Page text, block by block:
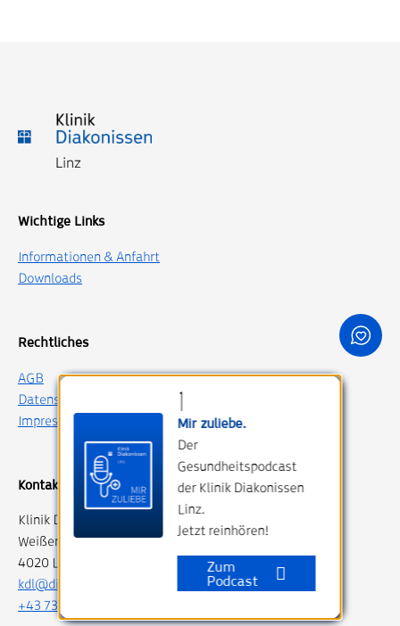
Wichtige Links
Informationen & Anfahrt
Downloads
Rechtliches
AGB
Datenschutz
Impressum
Kontakt
Klinik Diakonissen Linz
Weißenwolffstraße 15
4020 Linz, Austria
kdl@diakonissen.at
+43 732 76 750
Mir zuliebe.
Der
Gesundheitspodcast
der Klinik Diakonissen
Linz.
Jetzt reinhören!
Zum
Podcast